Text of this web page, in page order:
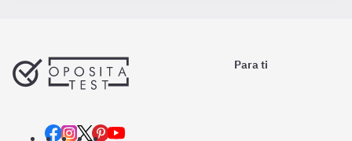
Para ti